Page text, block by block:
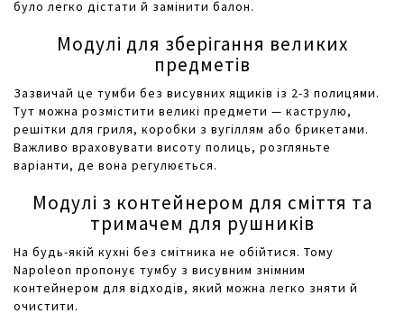
було легко дістати й замінити балон.
Модулі для зберігання великих
предметів
Зазвичай це тумби без висувних ящиків із 2-3 полицями.
Тут можна розмістити великі предмети — каструлю,
решітки для гриля, коробки з вугіллям або брикетами.
Важливо враховувати висоту полиць, розгляньте
варіанти, де вона регулюється.
Модулі з контейнером для сміття та
тримачем для рушників
На будь-якій кухні без смітника не обійтися. Тому
Napoleon пропонує тумбу з висувним знімним
контейнером для відходів, який можна легко зняти й
очистити.